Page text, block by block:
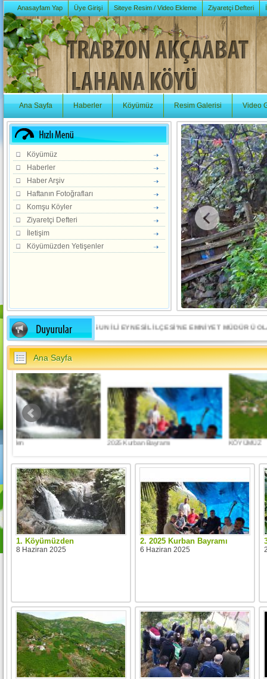
Anasayfam Yap Üye Girişi Siteye Resim / Video Ekleme Ziyaretçi Defteri
Ana Sayfa Haberler Köyümüz Resim Galerisi Video
Köyümüz
Haberler
Haber Arşiv
Haftanın Fotoğrafları
Komşu Köyler
Ziyaretçi Defteri
İletişim
Köyümüzden Yetişenler
•GİRESUN İLİ EYNESİL İLÇESİ’NE EMNİYET MÜDÜRÜ
Ana Sayfa
2025 Kurban Bayramı KÖYÜMÜZ
1. Köyümüzden
8 Haziran 2025
2. 2025 Kurban Bayramı
6 Haziran 2025